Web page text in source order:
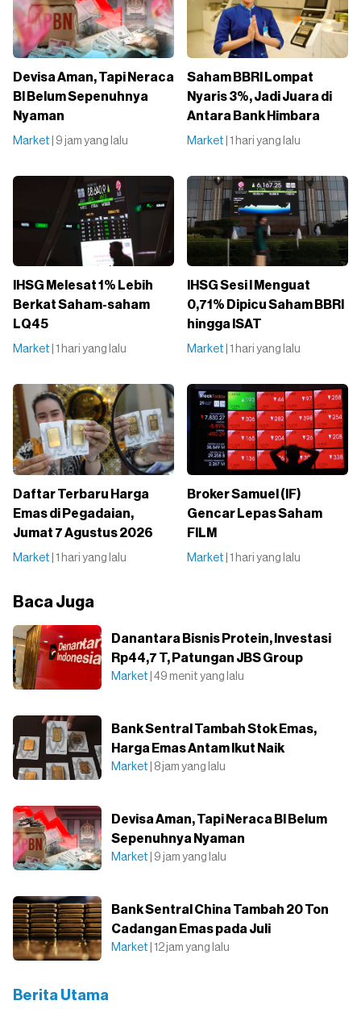
Devisa Aman, Tapi Neraca
BI Belum Sepenuhnya
Nyaman
Market | 9 jam yang lalu
Saham BBRI Lompat
Nyaris 3%, Jadi Juara di
Antara Bank Himbara
Market | 1 hari yang lalu
IHSG Melesat 1% Lebih
Berkat Saham-saham
LQ45
Market | 1 hari yang lalu
IHSG Sesi I Menguat
0,71% Dipicu Saham BBRI
hingga ISAT
Market | 1 hari yang lalu
Daftar Terbaru Harga
Emas di Pegadaian,
Jumat 7 Agustus 2026
Market | 1 hari yang lalu
Broker Samuel (IF)
Gencar Lepas Saham
FILM
Market | 1 hari yang lalu
Baca Juga
Danantara Bisnis Protein, Investasi
Rp44,7 T, Patungan JBS Group
Market | 49 menit yang lalu
Bank Sentral Tambah Stok Emas,
Harga Emas Antam Ikut Naik
Market | 8 jam yang lalu
Devisa Aman, Tapi Neraca BI Belum
Sepenuhnya Nyaman
Market | 9 jam yang lalu
Bank Sentral China Tambah 20 Ton
Cadangan Emas pada Juli
Market | 12 jam yang lalu
Berita Utama